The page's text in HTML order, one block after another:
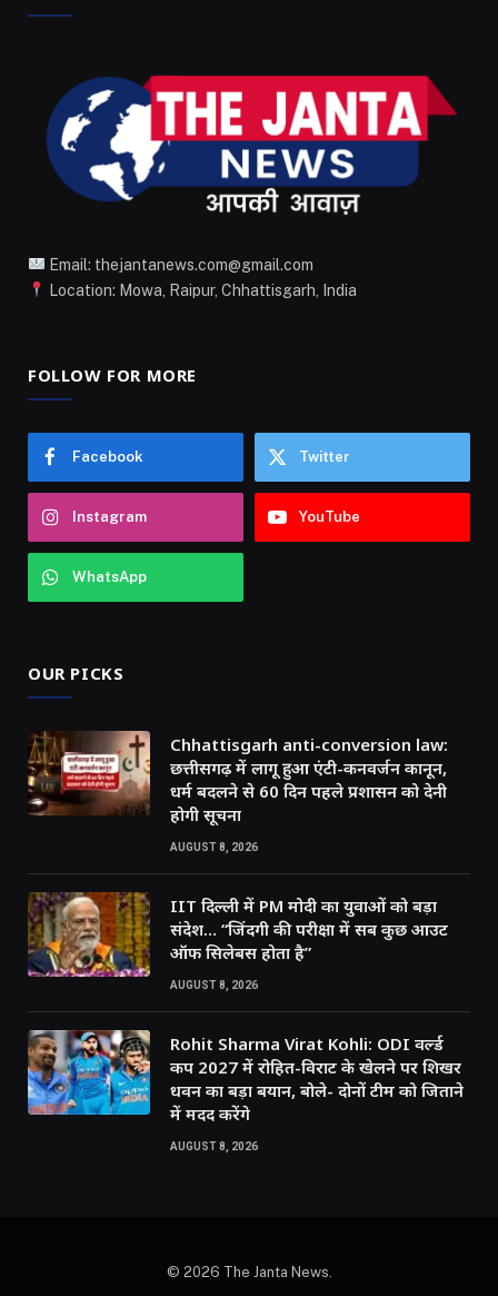
Email: thejantanews.com@gmail.com
Location: Mowa, Raipur, Chhattisgarh, India
FOLLOW FOR MORE
Facebook Twitter
Instagram YouTube
WhatsApp
OUR PICKS
Chhattisgarh anti-conversion law:
छत्तीसगढ़ में लागू हुआ एंटी-कनवर्जन कानून,
धर्म बदलने से 60 दिन पहले प्रशासन को देनी
होगी सूचना
AUGUST 8, 2026
IIT दिल्ली में PM मोदी का युवाओं को बड़ा
संदेश… “जिंदगी की परीक्षा में सब कुछ आउट
ऑफ सिलेबस होता है”
AUGUST 8, 2026
Rohit Sharma Virat Kohli: ODI वर्ल्ड
कप 2027 में रोहित-विराट के खेलने पर शिखर
धवन का बड़ा बयान, बोले- दोनों टीम को जिताने
में मदद करेंगे
AUGUST 8, 2026
© 2026 The Janta News.